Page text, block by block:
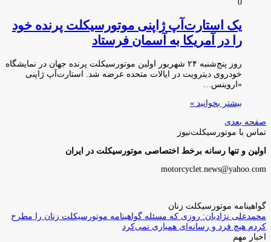
0
یک استارت‌آپ ژاپنی موتورسیکلت پرنده خود
را در آمریکا به آسمان فرستاد
روز پنج‌شنبه ۲۴ شهریور اولین موتورسیکلت پرنده جهان در نمایشگاه
خودروی دیترویت در ایالات متحده عرضه شد. استارت‌آپ ژاپنی
«اروینس…
بیشتر بخوانید »
صفحه بعدی
تماس با موتورسیکلت‌نیوز
اولین و تنها رسانه برخط اختصاصی موتورسیکلت در ایران
motorcyclet.news@yahoo.com
گواهینامه موتورسیکلت زنان
محمدعلی نژادیان: روزی که مسئله گواهینامه موتورسیکلت زنان را مطرح
کردم هیچ فرد و رسانه‌ای همیاری نمی‌کرد
اخبار مهم